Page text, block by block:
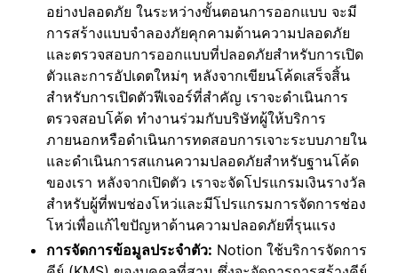
อย่างปลอดภัย ในระหว่างขั้นตอนการออกแบบ จะมี
การสร้างแบบจำลองภัยคุกคามด้านความปลอดภัย
และตรวจสอบการออกแบบที่ปลอดภัยสำหรับการเปิด
ตัวและการอัปเดตใหม่ๆ หลังจากเขียนโค้ดเสร็จสิ้น
สำหรับการเปิดตัวฟีเจอร์ที่สำคัญ เราจะดำเนินการ
ตรวจสอบโค้ด ทำงานร่วมกับบริษัทผู้ให้บริการ
ภายนอกหรือดำเนินการทดสอบการเจาะระบบภายใน
และดำเนินการสแกนความปลอดภัยสำหรับฐานโค้ด
ของเรา หลังจากเปิดตัว เราจะจัดโปรแกรมเงินรางวัล
สำหรับผู้ที่พบช่องโหว่และมีโปรแกรมการจัดการช่อง
โหว่เพื่อแก้ไขปัญหาด้านความปลอดภัยที่รุนแรง
การจัดการข้อมูลประจำตัว: Notion ใช้บริการจัดการ